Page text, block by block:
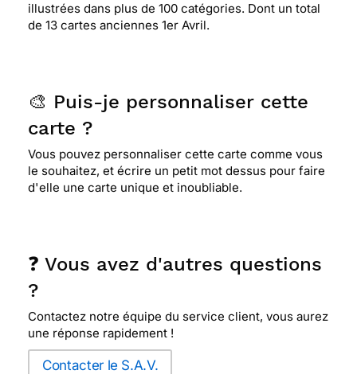
illustrées dans plus de 100 catégories. Dont un total
de 13 cartes anciennes 1er Avril.
🎨 Puis-je personnaliser cette
carte ?
Vous pouvez personnaliser cette carte comme vous
le souhaitez, et écrire un petit mot dessus pour faire
d'elle une carte unique et inoubliable.
❓ Vous avez d'autres questions
?
Contactez notre équipe du service client, vous aurez
une réponse rapidement !
Contacter le S.A.V.